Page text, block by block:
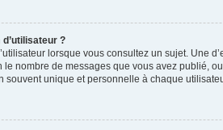
?
lorsque vous consultez un sujet. Une
nombre de messages que vous avez publié,
souvent unique et personnelle à chaque